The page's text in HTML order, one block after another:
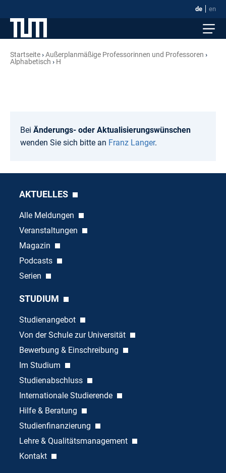
de en
Startseite
Außerplanmäßige Professorinnen und Professoren
Alphabetisch
H
Bei Änderungs- oder Aktualisierungswünschen
wenden Sie sich bitte an Franz Langer.
AKTUELLES
Alle Meldungen
Veranstaltungen
Magazin
Podcasts
Serien
STUDIUM
Studienangebot
Von der Schule zur Universität
Bewerbung & Einschreibung
Im Studium
Studienabschluss
Internationale Studierende
Hilfe & Beratung
Studienfinanzierung
Lehre & Qualitätsmanagement
Kontakt